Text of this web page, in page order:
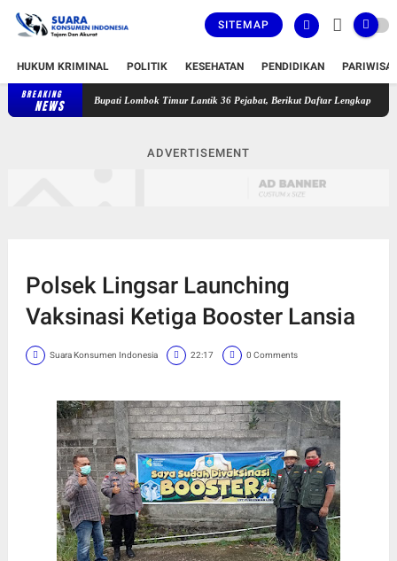
SITEMAP
HUKUM KRIMINAL POLITIK KESEHATAN PENDIDIKAN
BREAKING
NEWS Bupati Lombok Timur Lantik 36 Pejabat, Berikut Daftar Lengkap Jabatan
ADVERTISEMENT
Polsek Lingsar Launching
Vaksinasi Ketiga Booster Lansia
Suara Konsumen Indonesia 22:17 0 Comments